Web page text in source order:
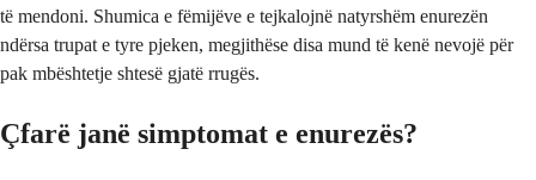
të mendoni. Shumica e fëmijëve e tejkalojnë natyrshëm enurezën
ndërsa trupat e tyre pjeken, megjithëse disa mund të kenë nevojë për
pak mbështetje shtesë gjatë rrugës.
Çfarë janë simptomat e enurezës?